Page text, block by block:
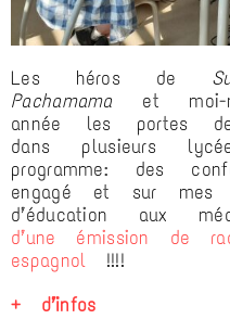
Les héros de
Pachamama et moi-
année les portes
dans plusieurs
programme: des
engagé et sur mes
d’éducation aux
d’une émission
espagnol !!!!
+ d’infos